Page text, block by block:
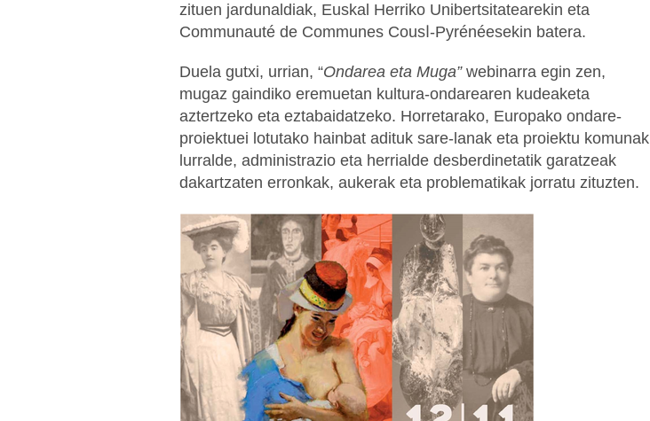
zituen jardunaldiak, Euskal Herriko Unibertsitatearekin eta
Communauté de Communes Cousا-Pyrénéesekin batera.
Duela gutxi, urrian, “Ondarea eta Muga”webinarra egin zen,
mugaz gaindiko eremuetan kultura-ondarearen kudeaketa
aztertzeko eta eztabaidatzeko. Horretarako, Europako ondare-
proiektuei lotutako hainbat adituk sare-lanak eta proiektu komunak
lurralde, administrazio eta herrialde desberdinetatik garatzeak
dakartzaten erronkak, aukerak eta problematikak jorratu zituzten.